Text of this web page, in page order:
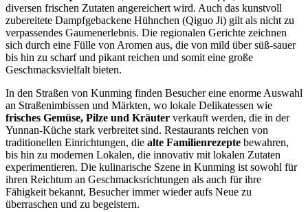
diversen frischen Zutaten angereichert wird. Auch das kunstvoll
zubereitete Dampfgebackene Hühnchen (Qiguo Ji) gilt als nicht zu
verpassendes Gaumenerlebnis. Die regionalen Gerichte zeichnen
sich durch eine Fülle von Aromen aus, die von mild über süß-sauer
bis hin zu scharf und pikant reichen und somit eine große
Geschmacksvielfalt bieten.
In den Straßen von Kunming finden Besucher eine enorme Auswahl
an Straßenimbissen und Märkten, wo lokale Delikatessen wie
frisches Gemüse, Pilze und Kräuter verkauft werden, die in der
Yunnan-Küche stark verbreitet sind. Restaurants reichen von
traditionellen Einrichtungen, die alte Familienrezepte bewahren,
bis hin zu modernen Lokalen, die innovativ mit lokalen Zutaten
experimentieren. Die kulinarische Szene in Kunming ist sowohl für
ihren Reichtum an Geschmacksrichtungen als auch für ihre
Fähigkeit bekannt, Besucher immer wieder aufs Neue zu
überraschen und zu begeistern.